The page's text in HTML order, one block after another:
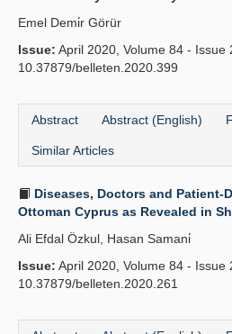
Emel Demi̇r Görür
Issue: April 2020, Volume 84 - Issue
10.37879/belleten.2020.399
Abstract Abstract (English)
Similar Articles
Diseases, Doctors and Patient-
Ottoman Cyprus as Revealed in
Ali Efdal Özkul, Hasan Samani̇
Issue: April 2020, Volume 84 - Issue
10.37879/belleten.2020.261